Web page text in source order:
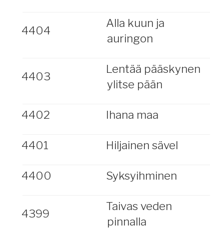
4404
Alla kuun ja
auringon
4403
Lentää pääskynen
ylitse pään
4402 Ihana maa
4401 Hiljainen sävel
4400 Syksyihminen
4399
Taivas veden
pinnalla